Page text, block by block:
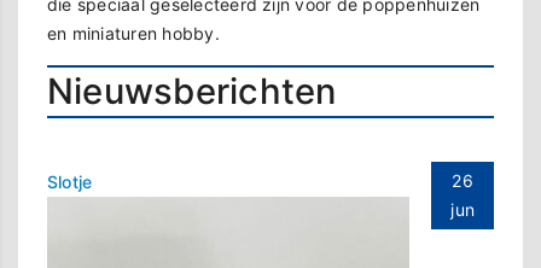
die speciaal geselecteerd zijn voor de poppenhuizen
en miniaturen hobby.
Nieuwsberichten
26
jun
Slotje